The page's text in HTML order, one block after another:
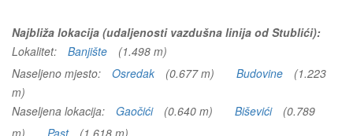
Najbliža lokacija (udaljenosti vazdušna linija od Stublići):
Lokalitet:
Banjište
(1.498 m)
Naseljeno mjesto:
Osredak (0.677 m) Budovine
(1.223
m)
Naseljena lokacija:
Gaočići (0.640 m) Biševići
(0.789
m)
Past
(1.618 m)